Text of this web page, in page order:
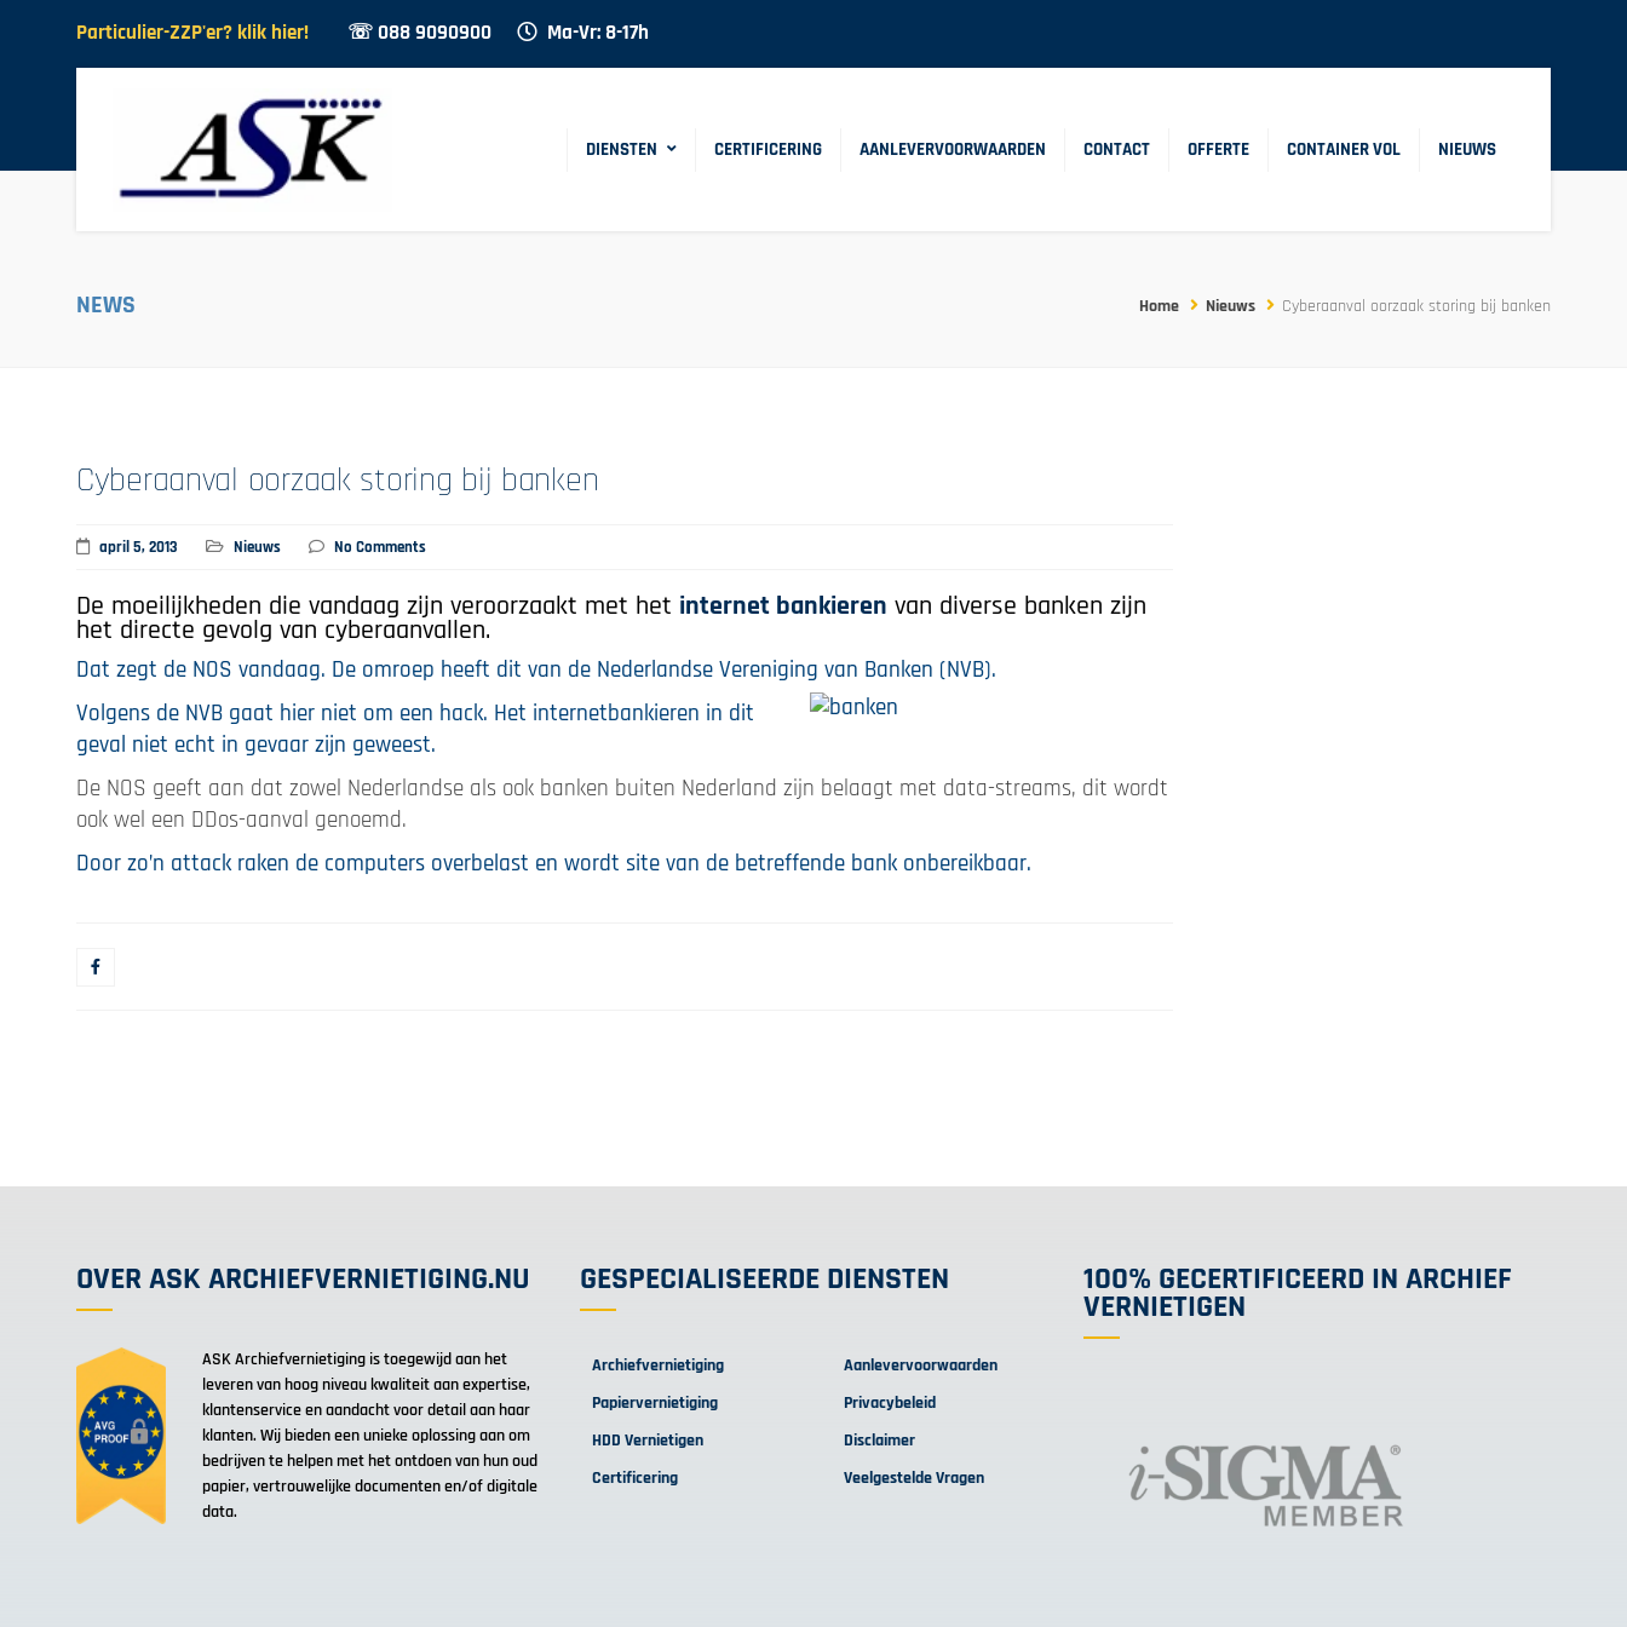
Particulier-ZZP'er? klik hier! ☏ 088 9090900 Ma-Vr: 8-17h
DIENSTEN CERTIFICERING AANLEVERVOORWAARDEN CONTACT OFFERTE CONTAINER VOL NIEUWS
NEWS Home Nieuws Cyberaanval oorzaak storing bij banken
Cyberaanval oorzaak storing bij banken
april 5, 2013 Nieuws No Comments
De moeilijkheden die vandaag zijn veroorzaakt met het internet bankieren van diverse banken zijn
het directe gevolg van cyberaanvallen.
Dat zegt de NOS vandaag. De omroep heeft dit van de Nederlandse Vereniging van Banken (NVB).
Volgens de NVB gaat hier niet om een hack. Het internetbankieren in dit
geval niet echt in gevaar zijn geweest.
De NOS geeft aan dat zowel Nederlandse als ook banken buiten Nederland zijn belaagt met data-streams, dit wordt
ook wel een DDos-aanval genoemd.
Door zo’n attack raken de computers overbelast en wordt site van de betreffende bank onbereikbaar.
OVER ASK ARCHIEFVERNIETIGING.NU
ASK Archiefvernietiging is toegewijd aan het
leveren van hoog niveau kwaliteit aan expertise,
klantenservice en aandacht voor detail aan haar
klanten. Wij bieden een unieke oplossing aan om
bedrijven te helpen met het ontdoen van hun oud
papier, vertrouwelijke documenten en/of digitale
data.
GESPECIALISEERDE DIENSTEN
Archiefvernietiging
Papiervernietiging
HDD Vernietigen
Certificering
Aanlevervoorwaarden
Privacybeleid
Disclaimer
Veelgestelde Vragen
100% GECERTIFICEERD IN ARCHIEF
VERNIETIGEN